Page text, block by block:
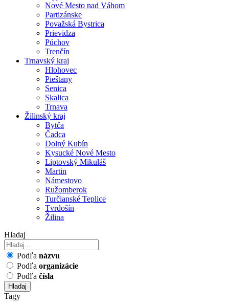
Nové Mesto nad Váhom
Partizánske
Považská Bystrica
Prievidza
Púchov
Trenčín
Trnavský kraj
Hlohovec
Pieštany
Senica
Skalica
Trnava
Žilinský kraj
Bytča
Čadca
Dolný Kubín
Kysucké Nové Mesto
Liptovský Mikuláš
Martin
Námestovo
Ružomberok
Turčianské Teplice
Tvrdošín
Žilina
Hladaj
Podľa názvu
Podľa organizácie
Podľa čísla
Hladaj
Tagy